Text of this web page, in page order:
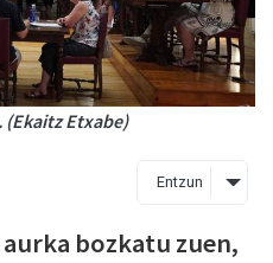
Etxabe)
Entzun
bozkatu zuen,